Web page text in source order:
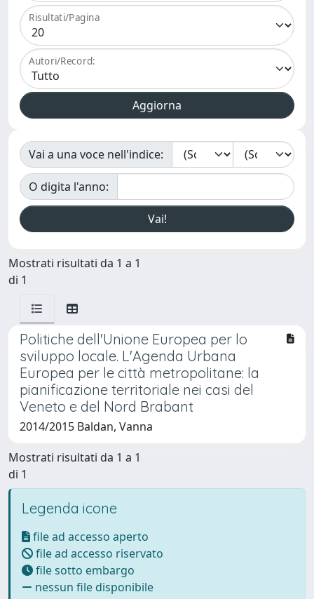
Risultati/Pagina
Autori/Record:
Vai a una voce nell'indice:
O digita l'anno:
Mostrati risultati da 1 a 1
di 1
Politiche dell'Unione Europea per lo
sviluppo locale. L'Agenda Urbana
Europea per le città metropolitane: la
pianificazione territoriale nei casi del
Veneto e del Nord Brabant
2014/2015 Baldan, Vanna
Mostrati risultati da 1 a 1
di 1
Legenda icone
file ad accesso aperto
file ad accesso riservato
file sotto embargo
nessun file disponibile